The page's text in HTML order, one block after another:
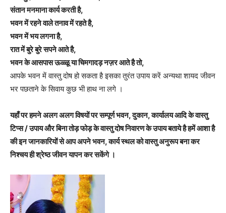
संतान मनमाना कार्य करती है,
भवन में रहने वाले तनाव में रहते है,
भवन में भय लगना है,
रात में बुरे बुरे सपने आते है,
भवन के आसपास ऊळ्ळू या चिमगादड़ नज़र आते है तो,
आपके भवन में वास्तु दोष हो सकता है इसका तुरंत उपाय करें अन्यथा शायद जीवन
भर पछताने के सिवाय कुछ भी हाथ ना लगे ।
यहाँ पर हमने अलग अलग विषयों पर सम्पूर्ण भवन, दुकान, कार्यालय आदि के वास्तु
टिप्स / उपाय और बिना तोड़ फोड़ के वास्तु दोष निवारण के उपाय बताये है हमें आशा है
की इन जानकारियों से आप अपने भवन, कार्य स्थल को वास्तु अनुरूप बना कर
निश्चय ही श्रेष्ठ जीवन यापन कर सकेंगे ।